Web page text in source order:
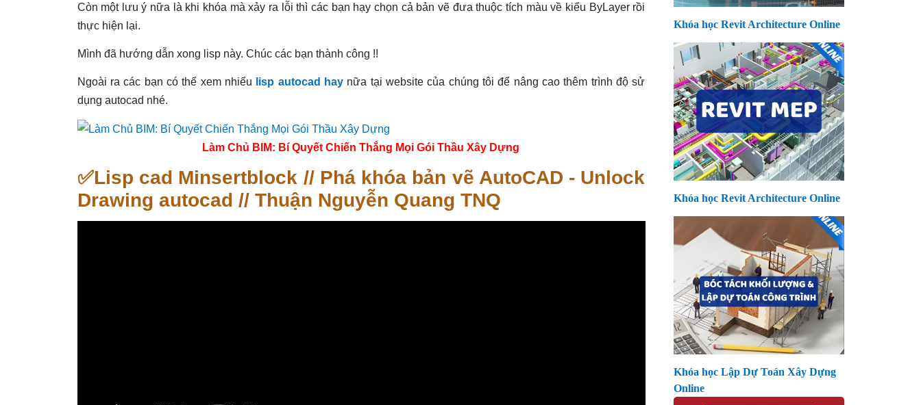
Còn một lưu ý nữa là khi khóa mà xảy ra lỗi thì các bạn hạy chọn cả bản vẽ đưa thuộc tích màu về kiểu ByLayer rồi
thực hiện lại.
Mình đã hướng dẫn xong lisp này. Chúc các bạn thành công !!
Ngoài ra các bạn có thể xem nhiểu lisp autocad haynữa tại website của chúng tôi để nâng cao thêm trình độ sử
dụng autocad nhé.
Làm Chủ BIM: Bí Quyết Chiến Thắng Mọi Gói Thầu Xây Dựng
✅Lisp cad Minsertblock // Phá khóa bản vẽ AutoCAD - Unlock
Drawing autocad // Thuận Nguyễn Quang TNQ
Khóa học Revit Architecture Online
Khóa học Revit Architecture Online
Khóa học Lập Dự Toán Xây Dựng
Online